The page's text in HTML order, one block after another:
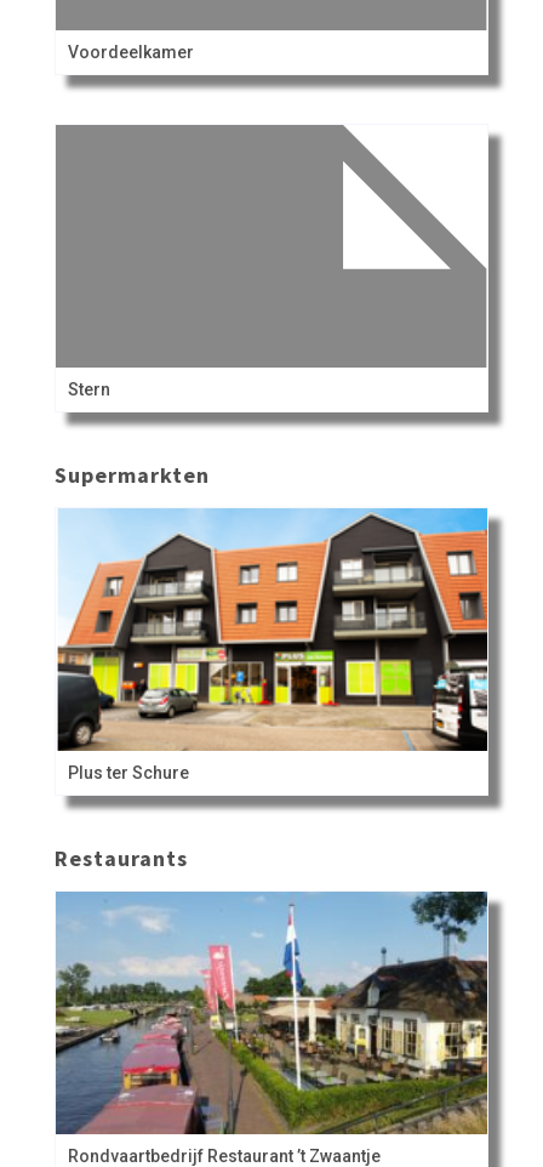
Voordeelkamer
Stern
Supermarkten
Plus ter Schure
Restaurants
Rondvaartbedrijf Restaurant ’t Zwaantje